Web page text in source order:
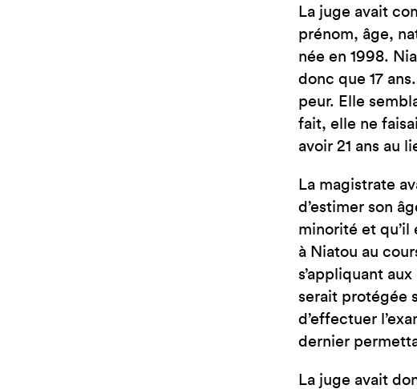
La juge avait
prénom, âge,
née en 1998.
donc que 17
peur. Elle
fait, elle ne
avoir 21 ans au
La magistrate
d’estimer son
minorité et qu’il
à Niatou au
s’appliquant
serait protégée
d’effectuer
dernier
La juge avait